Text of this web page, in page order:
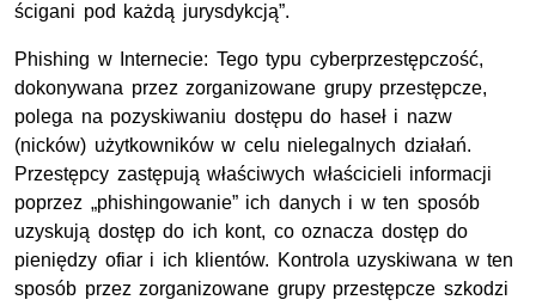
ścigani pod każdą jurysdykcją”.
Phishing w Internecie: Tego typu cyberprzestępczość,
dokonywana przez zorganizowane grupy przestępcze,
polega na pozyskiwaniu dostępu do haseł i nazw
(nicków) użytkowników w celu nielegalnych działań.
Przestępcy zastępują właściwych właścicieli informacji
poprzez „phishingowanie” ich danych i w ten sposób
uzyskują dostęp do ich kont, co oznacza dostęp do
pieniędzy ofiar i ich klientów. Kontrola uzyskiwana w ten
sposób przez zorganizowane grupy przestępcze szkodzi